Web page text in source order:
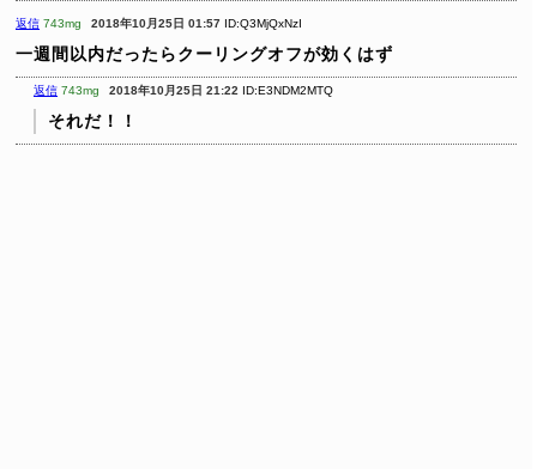
返信 743mg 2018年10月25日 01:57 ID:Q3MjQxNzI
一週間以内だったらクーリングオフが効くはず
返信 743mg 2018年10月25日 21:22 ID:E3NDM2MTQ
それだ！！